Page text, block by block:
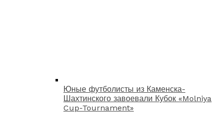
Юные футболисты из Каменска-
Шахтинского завоевали Кубок «Molniya
Cup-Tournament»